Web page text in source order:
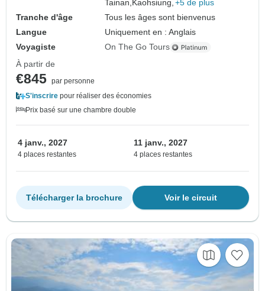
Tainan,Kaohsiung, +5 de plus
Tranche d'âge
Tous les âges sont bienvenus
Langue
Uniquement en : Anglais
Voyagiste
On The Go Tours
À partir de
€845 par personne
S'inscrire pour réaliser des économies
Prix basé sur une chambre double
4 janv., 2027
4 places restantes
11 janv., 2027
4 places restantes
Voir le circuit
Télécharger la brochure